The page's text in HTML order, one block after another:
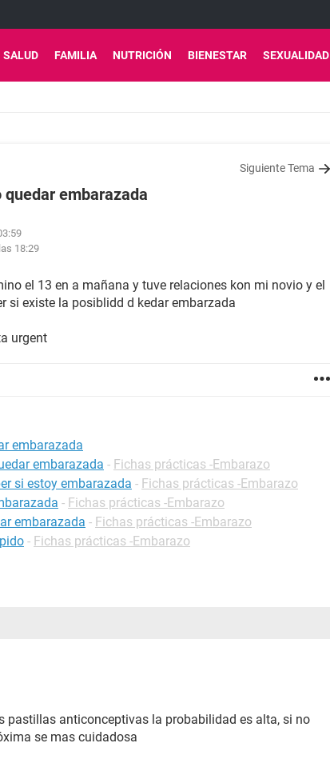
SALUD FAMILIA NUTRICIÓN BIENESTAR SEXUALIDAD
Siguiente Tema
embarazada
18:29
el 13 en a mañana y tuve relaciones kon mi novio y el
si existe la posiblidd d kedar embarzada
urgent
embarazada
embarazada - Fichas prácticas -Embarazo
si estoy embarazada - Fichas prácticas -Embarazo
- Fichas prácticas -Embarazo
embarazada - Fichas prácticas -Embarazo
- Fichas prácticas -Embarazo
pastillas anticonceptivas la probabilidad es alta, si no
se mas cuidadosa